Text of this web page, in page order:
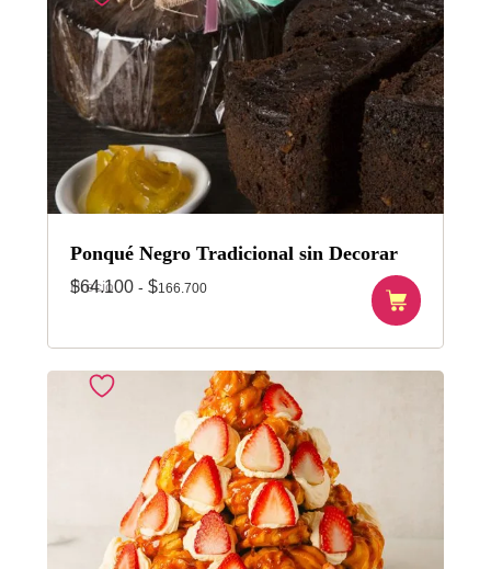
Ponqué Negro Tradicional sin Decorar
Precio
$64.100- $166.700